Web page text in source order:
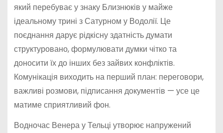
який перебуває у знаку Близнюків у майже
ідеальному трині з Сатурном у Водолії. Це
поєднання дарує рідкісну здатність думати
структуровано, формулювати думки чітко та
доносити їх до інших без зайвих конфліктів.
Комунікація виходить на перший план: переговори,
важливі розмови, підписання документів — усе це
матиме сприятливий фон.
Водночас Венера у Тельці утворює напружений